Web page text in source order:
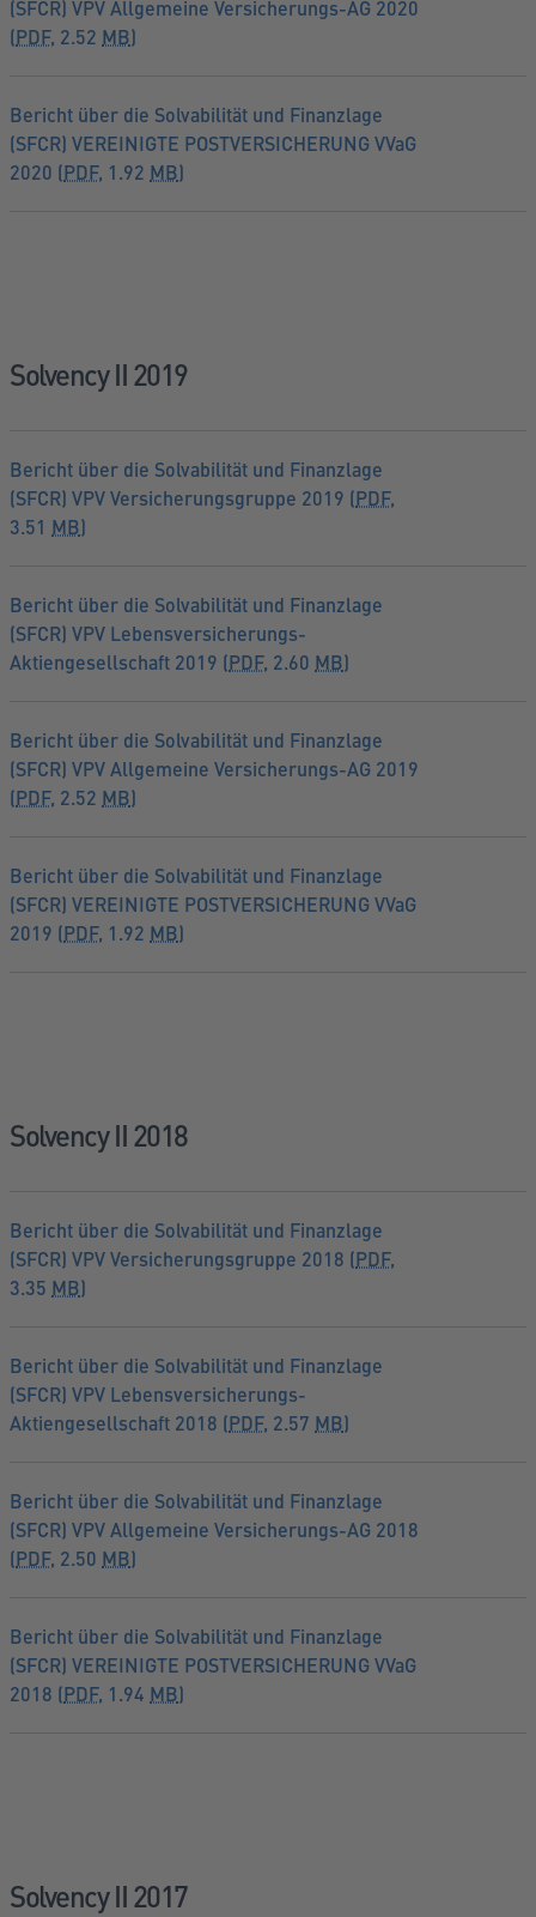
(SFCR) VPV Allgemeine Versicherungs-AG 2020
(PDF, 2.52 MB)
Bericht über die Solvabilität und Finanzlage
(SFCR) VEREINIGTE POSTVERSICHERUNG VVaG
2020 (PDF, 1.92 MB)
Solvency II 2019
Bericht über die Solvabilität und Finanzlage
(SFCR) VPV Versicherungsgruppe 2019 (PDF,
3.51 MB)
Bericht über die Solvabilität und Finanzlage
(SFCR) VPV Lebensversicherungs-
Aktiengesellschaft 2019 (PDF, 2.60 MB)
Bericht über die Solvabilität und Finanzlage
(SFCR) VPV Allgemeine Versicherungs-AG 2019
(PDF, 2.52 MB)
Bericht über die Solvabilität und Finanzlage
(SFCR) VEREINIGTE POSTVERSICHERUNG VVaG
2019 (PDF, 1.92 MB)
Solvency II 2018
Bericht über die Solvabilität und Finanzlage
(SFCR) VPV Versicherungsgruppe 2018 (PDF,
3.35 MB)
Bericht über die Solvabilität und Finanzlage
(SFCR) VPV Lebensversicherungs-
Aktiengesellschaft 2018 (PDF, 2.57 MB)
Bericht über die Solvabilität und Finanzlage
(SFCR) VPV Allgemeine Versicherungs-AG 2018
(PDF, 2.50 MB)
Bericht über die Solvabilität und Finanzlage
(SFCR) VEREINIGTE POSTVERSICHERUNG VVaG
2018 (PDF, 1.94 MB)
Solvency II 2017